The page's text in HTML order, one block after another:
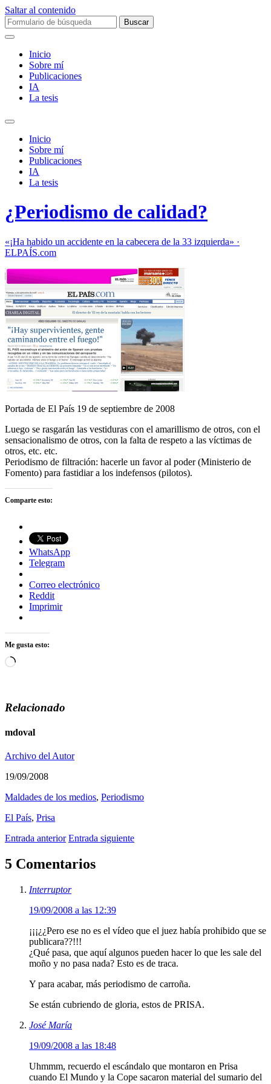
Saltar al contenido
Buscar:
Inicio
Sobre mí­
Publicaciones
IA
La tesis
Alternar
campo
búsqueda
Inicio
Sobre mí­
Publicaciones
IA
La tesis
¿Periodismo de calidad?
«¡Ha habido un accidente en la cabecera de la 33 izquierda» ·
ELPAÍS.com
Portada de El País 19 de septiembre de 2008
Luego se rasgarán las vestiduras con el amarillismo de otros, con el
sensacionalismo de otros, con la falta de respeto a las víctimas de
otros, etc. etc.
Periodismo de filtración: hacerle un favor al poder (Ministerio de
Fomento) para fastidiar a los indefensos (pilotos).
Comparte esto:
WhatsApp
Telegram
Correo electrónico
Reddit
Imprimir
Me gusta esto:
Cargando...
Relacionado
mdoval
Archivo del Autor
19/09/2008
Maldades de los medios, Periodismo
El País, Prisa
Entrada anterior Entrada siguiente
5 Comentarios
Interruptor
19/09/2008 a las 12:39
¡¡¡¿¿Pero ese no es el vídeo que el juez había prohibido que se
publicara??!!!
¿Qué pasa, que aquí algunos pueden hacer lo que les sale del
moño y no pasa nada? Esto es de traca.
Y para acabar, más periodismo de carroña.
Se están cubriendo de gloria, estos de PRISA.
José María
19/09/2008 a las 18:48
Uhmmm, recuerdo el escándalo que montaron en Prisa
cuando El Mundo y la Cope sacaron material del sumario del